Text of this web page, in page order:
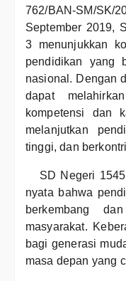
762/BAN-SM/SK/
September 2019,
3 menunjukkan
pendidikan yang
nasional. Dengan
dapat
kompetensi dan
melanjutkan
tinggi, dan
SD Negeri
nyata bahwa
berkembang
masyarakat.
bagi generasi
masa depan yang